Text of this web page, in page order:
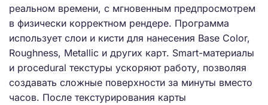
реальном времени, с мгновенным предпросмотрем
в физически корректном рендере. Программа
использует слои и кисти для нанесения Base Color,
Roughness, Metallic и других карт. Smart-материалы
и procedural текстуры ускоряют работу, позволяя
создавать сложные поверхности за минуты вместо
часов. После текстурирования карты